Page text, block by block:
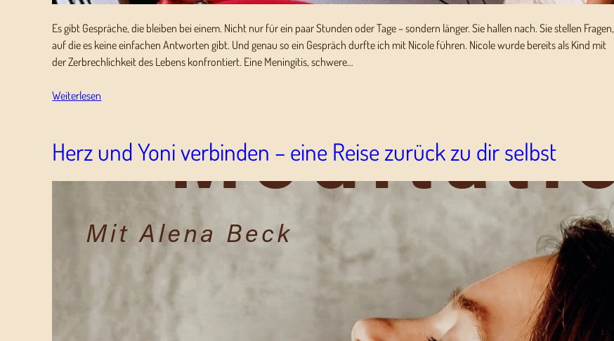
Es gibt Gespräche, die bleiben bei einem. Nicht nur für ein paar Stunden oder Tage – sondern länger. Sie hallen nach. Sie stellen Fragen,
auf die es keine einfachen Antworten gibt. Und genau so ein Gespräch durfte ich mit Nicole führen. Nicole wurde bereits als Kind mit
der Zerbrechlichkeit des Lebens konfrontiert. Eine Meningitis, schwere…
Weiterlesen
Herz und Yoni verbinden – eine Reise zurück zu dir selbst